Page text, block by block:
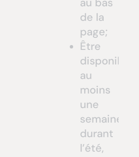
au bas
de la
page;
Être
disponible
au
moins
une
semaine
durant
l’été,